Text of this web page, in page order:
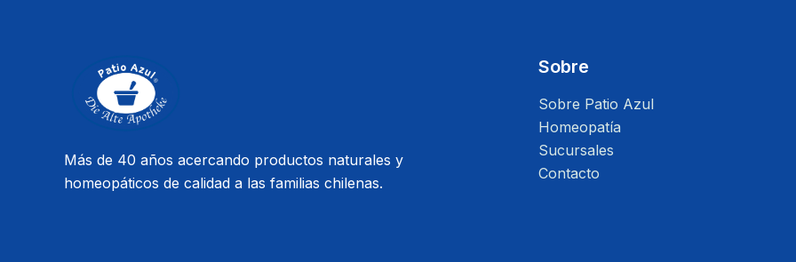
Más de 40 años acercando productos naturales y
homeopáticos de calidad a las familias chilenas.
Sobre
Sobre Patio Azul
Homeopatía
Sucursales
Contacto